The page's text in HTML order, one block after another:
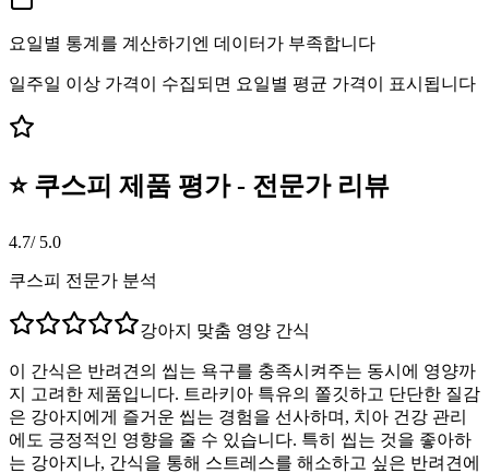
요일별 통계를 계산하기엔 데이터가 부족합니다
일주일 이상 가격이 수집되면 요일별 평균 가격이 표시됩니다
⭐ 쿠스피 제품 평가 - 전문가 리뷰
4.7/ 5.0
쿠스피 전문가 분석
강아지 맞춤 영양 간식
이 간식은 반려견의 씹는 욕구를 충족시켜주는 동시에 영양까
지 고려한 제품입니다. 트라키아 특유의 쫄깃하고 단단한 질감
은 강아지에게 즐거운 씹는 경험을 선사하며, 치아 건강 관리
에도 긍정적인 영향을 줄 수 있습니다. 특히 씹는 것을 좋아하
는 강아지나, 간식을 통해 스트레스를 해소하고 싶은 반려견에